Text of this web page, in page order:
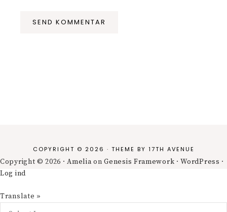
COPYRIGHT © 2026 · THEME BY 17TH AVENUE
Copyright © 2026 ·AmeliaonGenesis Framework ·WordPress ·
Log ind
Translate »